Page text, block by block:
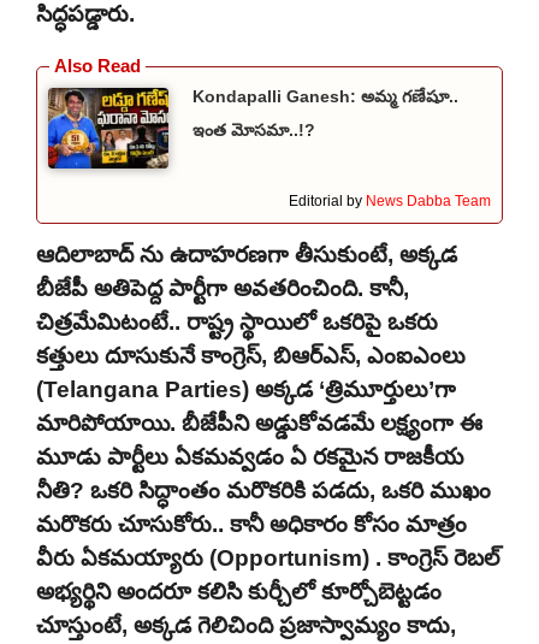
సిద్ధపడ్డారు.
Kondapalli Ganesh: అమ్మ గణేషూ..
ఇంత మోసమా..!?
Editorial by News Dabba Team
ఆదిలాబాద్‌ ను ఉదాహరణగా తీసుకుంటే, అక్కడ
బీజేపీ అతిపెద్ద పార్టీగా అవతరించింది. కానీ,
చిత్రమేమిటంటే.. రాష్ట్ర స్థాయిలో ఒకరిపై ఒకరు
కత్తులు దూసుకునే కాంగ్రెస్, బిఆర్ఎస్, ఎంఐఎంలు
(Telangana Parties) అక్కడ ‘త్రిమూర్తులు’గా
మారిపోయాయి. బీజేపీని అడ్డుకోవడమే లక్ష్యంగా ఈ
మూడు పార్టీలు ఏకమవ్వడం ఏ రకమైన రాజకీయ
నీతి? ఒకరి సిద్ధాంతం మరొకరికి పడదు, ఒకరి ముఖం
మరొకరు చూసుకోరు.. కానీ అధికారం కోసం మాత్రం
వీరు ఏకమయ్యారు (Opportunism) . కాంగ్రెస్ రెబల్
అభ్యర్థిని అందరూ కలిసి కుర్చీలో కూర్చోబెట్టడం
చూస్తుంటే, అక్కడ గెలిచింది ప్రజాస్వామ్యం కాదు,